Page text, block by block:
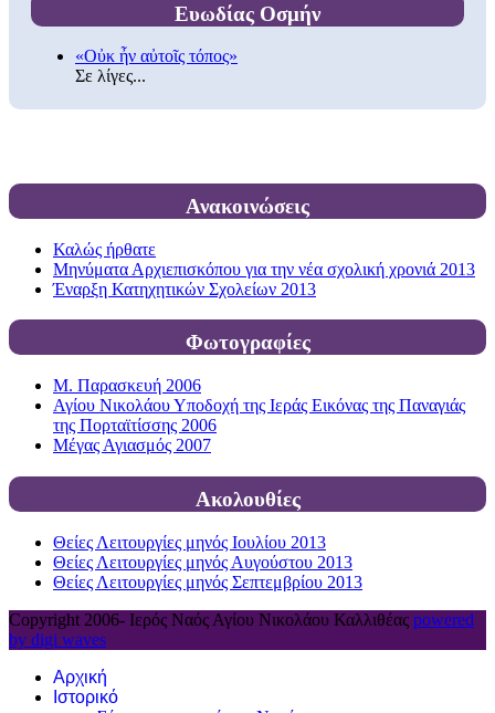
Ευωδίας Οσμήν
«Οὐκ ἦν αὐτοῖς τόπος»
Σε λίγες...
Ανακοινώσεις
Καλώς ήρθατε
Μηνύματα Αρχιεπισκόπου για την νέα σχολική χρονιά 2013
Έναρξη Κατηχητικών Σχολείων 2013
Φωτογραφίες
Μ. Παρασκευή 2006
Αγίου Νικολάου Υποδοχή της Ιεράς Εικόνας της Παναγιάς
της Πορταϊτίσσης 2006
Μέγας Αγιασμός 2007
Ακολουθίες
Θείες Λειτουργίες μηνός Ιουλίου 2013
Θείες Λειτουργίες μηνός Αυγούστου 2013
Θείες Λειτουργίες μηνός Σεπτεμβρίου 2013
Copyright 2006- Ιερός Ναός Αγίου Νικολάου Καλλιθέας powered
by digi waves
Αρχική
Ιστορικό